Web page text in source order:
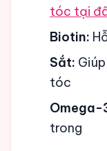
tóc tại
Biotin:
Sắt:
tóc
Omega-
trong